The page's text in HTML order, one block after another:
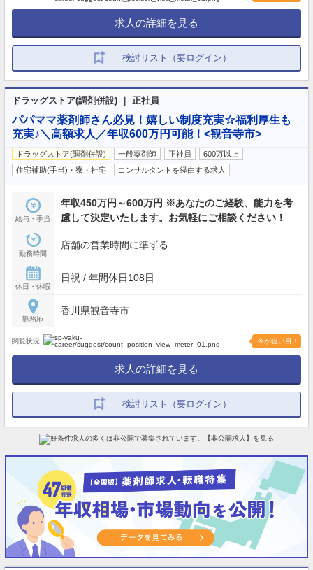
求人の詳細を見る
検討リスト（要ログイン）
ドラッグストア(調剤併設) ｜ 正社員
パパママ薬剤師さん必見！嬉しい制度充実☆福利厚生も
充実♪＼高額求人／年収600万円可能！<観音寺市>
ドラッグストア(調剤併設) 一般薬剤師 正社員
600万以上
住宅補助(手当)・寮・社宅
コンサルタントを経由する求人
給与・手当
年収450万円～600万円 ※あなたのご経験、能力を考
慮して決定いたします。お気軽にご相談ください！
勤務時間
店舗の営業時間に準ずる
休日・休暇
日祝 / 年間休日108日
勤務地
香川県観音寺市
閲覧状況 今が狙い目！
求人の詳細を見る
検討リスト（要ログイン）